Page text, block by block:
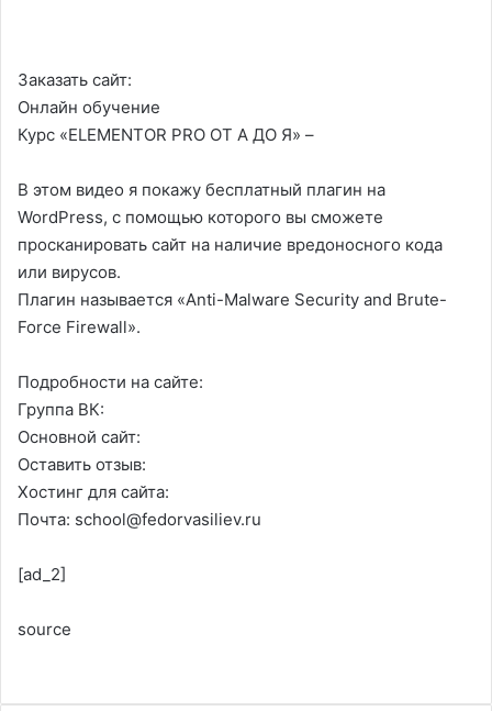
Заказать сайт:
Онлайн обучение
Курс «ELEMENTOR PRO ОТ А ДО Я» –
В этом видео я покажу бесплатный плагин на
WordPress, с помощью которого вы сможете
просканировать сайт на наличие вредоносного кода
или вирусов.
Плагин называется «Anti-Malware Security and Brute-
Force Firewall».
Подробности на сайте:
Группа ВК:
Основной сайт:
Оставить отзыв:
Хостинг для сайта:
Почта: school@fedorvasiliev.ru
[ad_2]
source